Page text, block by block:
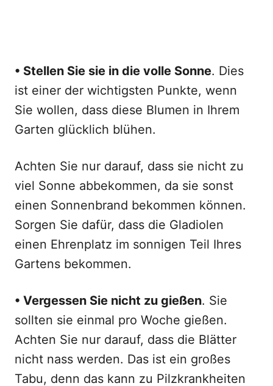
• Stellen Sie sie in die volle Sonne. Dies
ist einer der wichtigsten Punkte, wenn
Sie wollen, dass diese Blumen in Ihrem
Garten glücklich blühen.
Achten Sie nur darauf, dass sie nicht zu
viel Sonne abbekommen, da sie sonst
einen Sonnenbrand bekommen können.
Sorgen Sie dafür, dass die Gladiolen
einen Ehrenplatz im sonnigen Teil Ihres
Gartens bekommen.
• Vergessen Sie nicht zu gießen. Sie
sollten sie einmal pro Woche gießen.
Achten Sie nur darauf, dass die Blätter
nicht nass werden. Das ist ein großes
Tabu, denn das kann zu Pilzkrankheiten